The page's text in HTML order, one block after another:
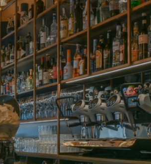
KIT DEL VIAGGIATORE
TERME, WELLNESS & HAIR
STYLIST
MATRIMONI